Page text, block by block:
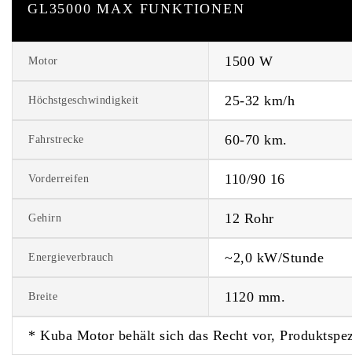
GL35000 MAX FUNKTIONEN
Motor 1500 W
Höchstgeschwindigkeit 25-32 km/h
Fahrstrecke 60-70 km.
Vorderreifen 110/90 16
Gehirn 12 Rohr
Energieverbrauch ~2,0 kW/Stunde
Breite 1120 mm.
* Kuba Motor behält sich das Recht vor,